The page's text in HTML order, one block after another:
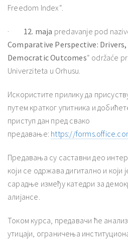
Freedom Index“.
· 12. maja predavanje pod
Comparative Perspective:
Democratic Outcomes“ održaće
Univerziteta u Orhusu.
Искористите прилику да
путем кратког упитника и
приступ дан пред свако
предавање: https://
Предавања су саставни део
који се одржава дигитално и који
сарадње између катедри за
алијансе.
Током курса, предавачи ће
утицаји, ограничења